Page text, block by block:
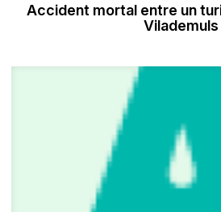
Accident mortal entre un
Vilademuls